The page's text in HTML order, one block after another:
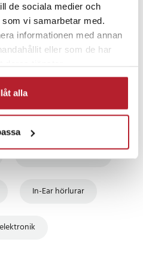
de sociala medier och
vi samarbetar med.
informationen med annan
eller som de har
alla
att fynda
In-Ear hörlurar